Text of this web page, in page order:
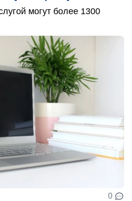
могут более 1300
0